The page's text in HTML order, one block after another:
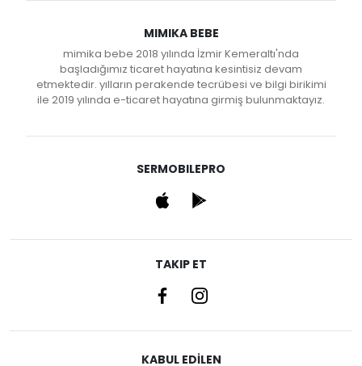
MIMIKA BEBE
mimika bebe 2018 yılında İzmir Kemeraltı'nda
başladığımız ticaret hayatına kesintisiz devam
etmektedir. yılların perakende tecrübesi ve bilgi birikimi
ile 2019 yılında e-ticaret hayatına girmiş bulunmaktayız.
SERMOBILEPRO
TAKIP ET
KABUL EDİLEN